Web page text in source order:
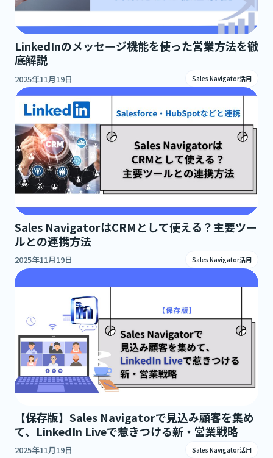
LinkedInのメッセージ機能を使った営業方法を徹
底解説
2025年11月19日 Sales Navigator活用
Sales NavigatorはCRMとして使える？主要ツー
ルとの連携方法
2025年11月19日 Sales Navigator活用
【保存版】Sales Navigatorで見込み顧客を集め
て、LinkedIn Liveで惹きつける新・営業戦略
2025年11月19日 Sales Navigator活用